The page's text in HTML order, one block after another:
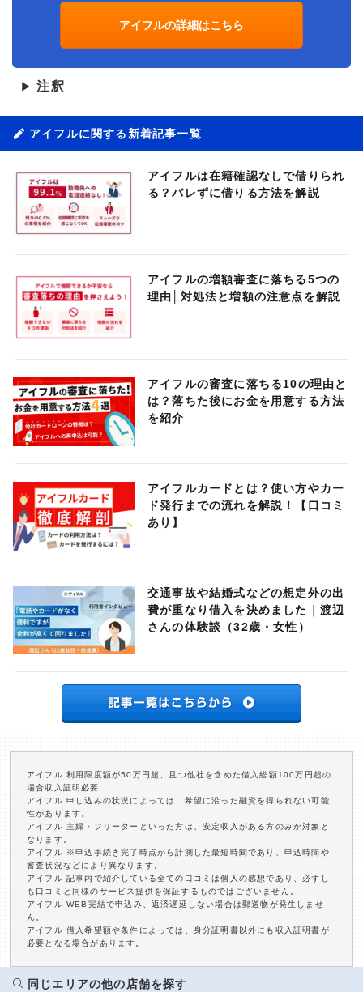
アイフルの詳細はこちら
▶ 注釈
アイフルに関する新着記事一覧
アイフルは在籍確認なしで借りられ
る？バレずに借りる方法を解説
アイフルの増額審査に落ちる5つの
理由│対処法と増額の注意点を解説
アイフルの審査に落ちる10の理由と
は？落ちた後にお金を用意する方法
を紹介
アイフルカードとは？使い方やカー
ド発行までの流れを解説！【口コミ
あり】
交通事故や結婚式などの想定外の出
費が重なり借入を決めました｜渡辺
さんの体験談（32歳・女性）
アイフル 利用限度額が50万円超、且つ他社を含めた借入総額100万円超の
場合収入証明必要
アイフル 申し込みの状況によっては、希望に沿った融資を得られない可能
性があります。
アイフル 主婦・フリーターといった方は、安定収入がある方のみが対象と
なります。
アイフル ※申込手続き完了時点から計測した最短時間であり、申込時間や
審査状況などにより異なります。
アイフル 記事内で紹介している全ての口コミは個人の感想であり、必ずし
も口コミと同様のサービス提供を保証するものではございません。
アイフル WEB完結で申込み、返済遅延しない場合は郵送物が発生しませ
ん。
アイフル 借入希望額や条件によっては、身分証明書以外にも収入証明書が
必要となる場合があります。
同じエリアの他の店舗を探す